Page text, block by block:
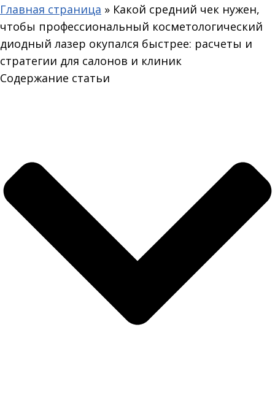
Главная страница » Какой средний чек нужен,
чтобы профессиональный косметологический
диодный лазер окупался быстрее: расчеты и
стратегии для салонов и клиник
Содержание статьи